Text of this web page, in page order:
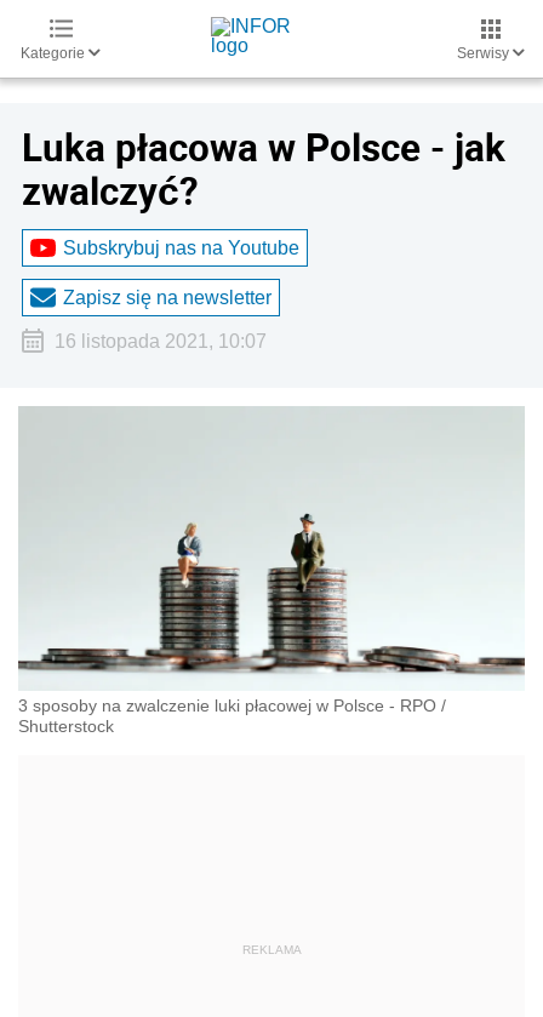
Kategorie Serwisy
Luka płacowa w Polsce - jak
zwalczyć?
Subskrybuj nas na Youtube
Zapisz się na newsletter
16 listopada 2021, 10:07
3 sposoby na zwalczenie luki płacowej w Polsce - RPO /
Shutterstock